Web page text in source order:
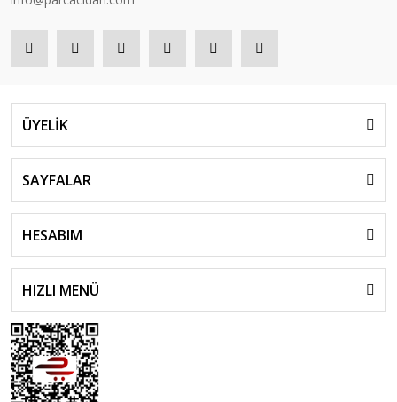
ÜYELİK
SAYFALAR
HESABIM
HIZLI MENÜ